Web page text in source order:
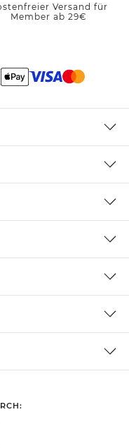
Versand für
Member ab 29€